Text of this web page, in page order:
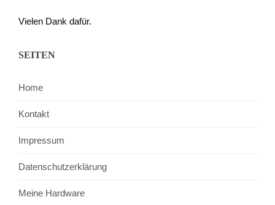
Vielen Dank dafür.
SEITEN
Home
Kontakt
Impressum
Datenschutzerklärung
Meine Hardware